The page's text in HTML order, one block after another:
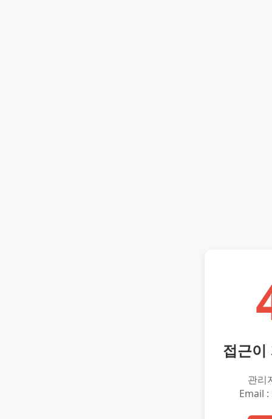
접근이
관리
Email